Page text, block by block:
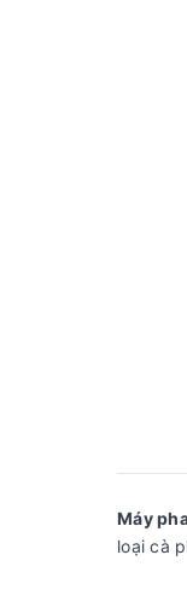
Máy
loại cà